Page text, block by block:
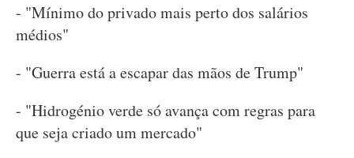
- "Mínimo do privado mais perto dos salários
médios"
- "Guerra está a escapar das mãos de Trump"
- "Hidrogénio verde só avança com regras para
que seja criado um mercado"